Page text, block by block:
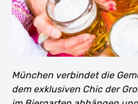
München verbindet die
dem exklusiven Chic der